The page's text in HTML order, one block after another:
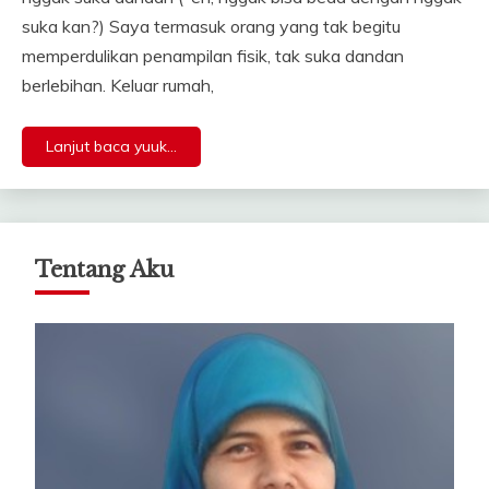
suka kan?) Saya termasuk orang yang tak begitu
memperdulikan penampilan fisik, tak suka dandan
berlebihan. Keluar rumah,
Lanjut baca yuuk...
Tentang Aku